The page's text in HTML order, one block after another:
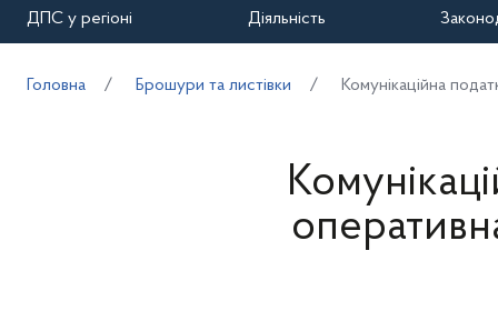
ДПС у регіоні Діяльність
Головна Брошури та листівки Комунікаційна